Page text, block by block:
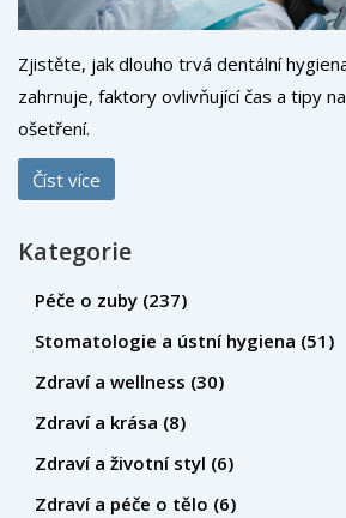
Zjistěte, jak dlouho trvá dentální
zahrnuje, faktory ovlivňující čas a tipy
ošetření.
Číst více
Kategorie
Péče o zuby (237)
Stomatologie a ústní hygiena (51)
Zdraví a wellness (30)
Zdraví a krása (8)
Zdraví a životní styl (6)
Zdraví a péče o tělo (6)